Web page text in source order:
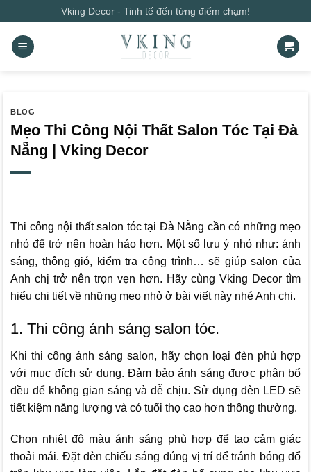
qua
nội
dung
Vking Decor - Tinh tế đến từng điểm chạm!
BLOG
Mẹo Thi Công Nội Thất Salon Tóc Tại Đà
Nẵng | Vking Decor
Thi công nội thất salon tóc tại Đà Nẵng cần có những mẹo
nhỏ để trở nên hoàn hảo hơn. Một số lưu ý nhỏ như: ánh
sáng, thông gió, kiểm tra công trình… sẽ giúp salon của
Anh chị trở nên trọn vẹn hơn. Hãy cùng Vking Decor tìm
hiểu chi tiết về những mẹo nhỏ ở bài viết này nhé Anh chị.
1. Thi công ánh sáng salon tóc.
Khi thi công ánh sáng salon, hãy chọn loại đèn phù hợp
với mục đích sử dụng. Đảm bảo ánh sáng được phân bổ
đều để không gian sáng và dễ chịu. Sử dụng đèn LED sẽ
tiết kiệm năng lượng và có tuổi thọ cao hơn thông thường.
Chọn nhiệt độ màu ánh sáng phù hợp để tạo cảm giác
thoải mái. Đặt đèn chiếu sáng đúng vị trí để tránh bóng đổ